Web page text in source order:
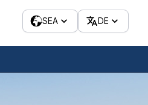
SEA DE